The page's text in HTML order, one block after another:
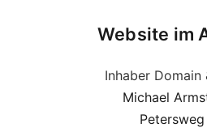
Website im
Inhaber Domain
Michael